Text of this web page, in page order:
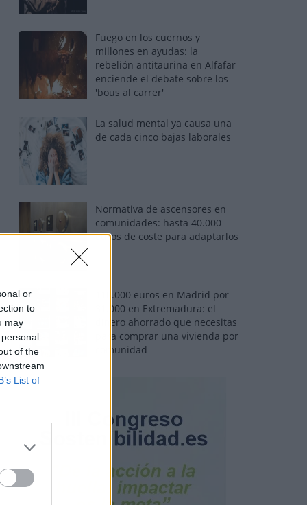
or
to
may
of the
List of
Fuego en los cuernos y
millones en ayudas: la
rebelión antitaurina en Alfafar
enciende el debate sobre los
'bous al carrer'
La salud mental ya causa una
de cada cinco bajas laborales
Normativa de ascensores en
comunidades: hasta 40.000
euros de coste para adaptarlos
110.000 euros en Madrid por
31.000 en Extremadura: el
dinero ahorrado que necesitas
para comprar una vivienda por
comunidad